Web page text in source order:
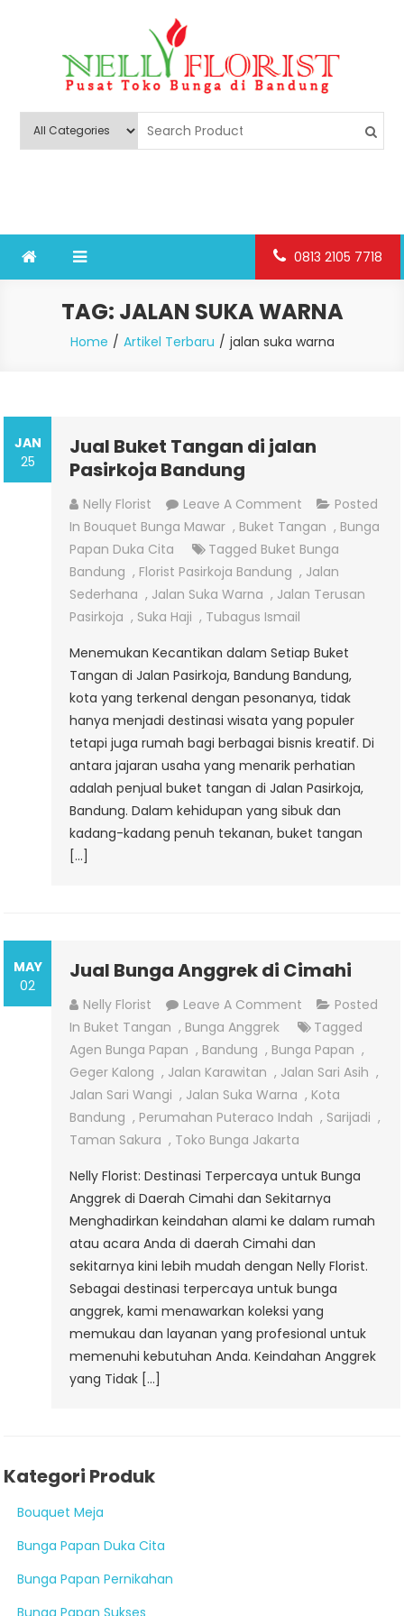
Nelly Florist Bandung
0813 2105 7718
TAG: JALAN SUKA WARNA
Home Artikel Terbaru jalan suka warna
JAN
25
Jual Buket Tangan di jalan
Pasirkoja Bandung
Nelly Florist Leave A Comment On
Jual
Buket
Tangan
Di
Bandung
Posted
In Bouquet Bunga Mawar , Buket Tangan , Bunga
Papan Duka Cita
Tagged Buket Bunga
Bandung , Florist Pasirkoja Bandung , Jalan
Sederhana , Jalan Suka Warna , Jalan Terusan
Pasirkoja , Suka Haji , Tubagus Ismail
Menemukan Kecantikan dalam Setiap Buket
Tangan di Jalan Pasirkoja, Bandung Bandung,
kota yang terkenal dengan pesonanya, tidak
hanya menjadi destinasi wisata yang populer
tetapi juga rumah bagi berbagai bisnis kreatif. Di
antara jajaran usaha yang menarik perhatian
adalah penjual buket tangan di Jalan Pasirkoja,
Bandung. Dalam kehidupan yang sibuk dan
kadang-kadang penuh tekanan, buket tangan
[…]
MAY
02
Jual Bunga Anggrek di Cimahi
Nelly Florist Leave A Comment On
Jual
Bunga
Anggrek
Di
Cimahi
Posted
In Buket Tangan , Bunga Anggrek
Tagged
Agen Bunga Papan , Bandung , Bunga Papan ,
Geger Kalong , Jalan Karawitan , Jalan Sari Asih ,
Jalan Sari Wangi , Jalan Suka Warna , Kota
Bandung , Perumahan Puteraco Indah , Sarijadi ,
Taman Sakura , Toko Bunga Jakarta
Nelly Florist: Destinasi Terpercaya untuk Bunga
Anggrek di Daerah Cimahi dan Sekitarnya
Menghadirkan keindahan alami ke dalam rumah
atau acara Anda di daerah Cimahi dan
sekitarnya kini lebih mudah dengan Nelly Florist.
Sebagai destinasi terpercaya untuk bunga
anggrek, kami menawarkan koleksi yang
memukau dan layanan yang profesional untuk
memenuhi kebutuhan Anda. Keindahan Anggrek
yang Tidak […]
Kategori Produk
Bouquet Meja
Bunga Papan Duka Cita
Bunga Papan Pernikahan
Bunga Papan Sukses